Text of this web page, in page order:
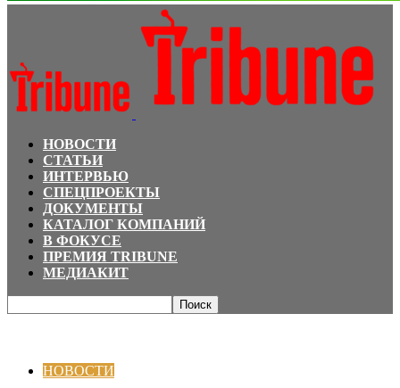
НОВОСТИ
СТАТЬИ
ИНТЕРВЬЮ
СПЕЦПРОЕКТЫ
ДОКУМЕНТЫ
КАТАЛОГ КОМПАНИЙ
В ФОКУСЕ
ПРЕМИЯ TRIBUNE
МЕДИАКИТ
НОВОСТИ